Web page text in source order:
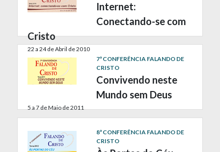
Internet:
Conectando-se com
Cristo
22 a 24 de Abril de 2010
7ª CONFERÊNCIA FALANDO DE
CRISTO
Convivendo neste
Mundo sem Deus
5 a 7 de Maio de 2011
8ª CONFERÊNCIA FALANDO DE
CRISTO